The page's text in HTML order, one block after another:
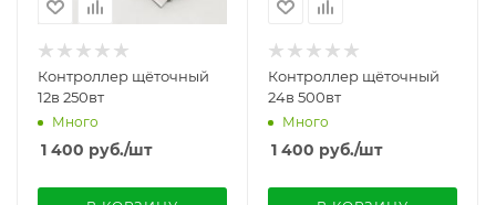
Контроллер щёточный
12в 250вт
Много
1 400 руб./шт
Контроллер щёточный
24в 500вт
Много
1 400 руб./шт